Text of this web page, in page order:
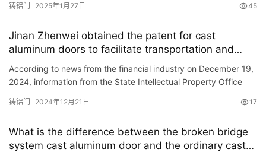
Y…
铸铝门 2025年1月27日 45
Jinan Zhenwei obtained the patent for cast
aluminum doors to facilitate transportation and
handling
According to news from the financial industry on December 19,
2024, information from the State Intellectual Property Office
铸铝门 2024年12月21日 17
What is the difference between the broken bridge
system cast aluminum door and the ordinary cast